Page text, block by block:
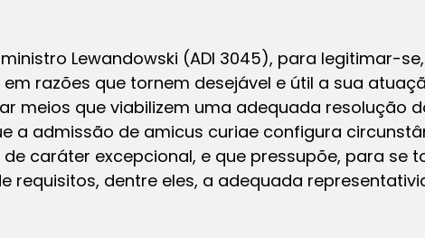
Lewandowski (ADI 3045), para legitimar-
razões que tornem desejável e útil a sua
meios que viabilizem uma adequada resolução
a admissão de amicus curiae configura
caráter excepcional, e que pressupõe, para se
requisitos, dentre eles, a adequada